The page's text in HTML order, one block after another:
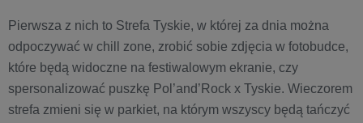
Pierwsza z nich to Strefa Tyskie, w której za dnia można
odpoczywać w chill zone, zrobić sobie zdjęcia w fotobudce,
które będą widoczne na festiwalowym ekranie, czy
spersonalizować puszkę Pol’and’Rock x Tyskie. Wieczorem
strefa zmieni się w parkiet, na którym wszyscy będą tańczyć